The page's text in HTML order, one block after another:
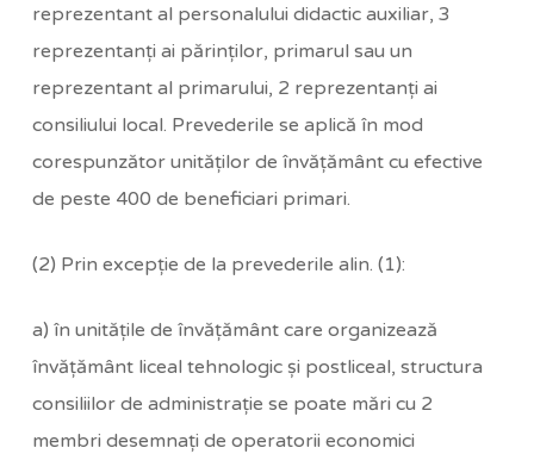
reprezentant al personalului didactic auxiliar, 3
reprezentanţi ai părinţilor, primarul sau un
reprezentant al primarului, 2 reprezentanţi ai
consiliului local. Prevederile se aplică în mod
corespunzător unităţilor de învăţământ cu efective
de peste 400 de beneficiari primari.
(2) Prin excepţie de la prevederile alin. (1):
a) în unităţile de învăţământ care organizează
învăţământ liceal tehnologic şi postliceal, structura
consiliilor de administraţie se poate mări cu 2
membri desemnaţi de operatorii economici